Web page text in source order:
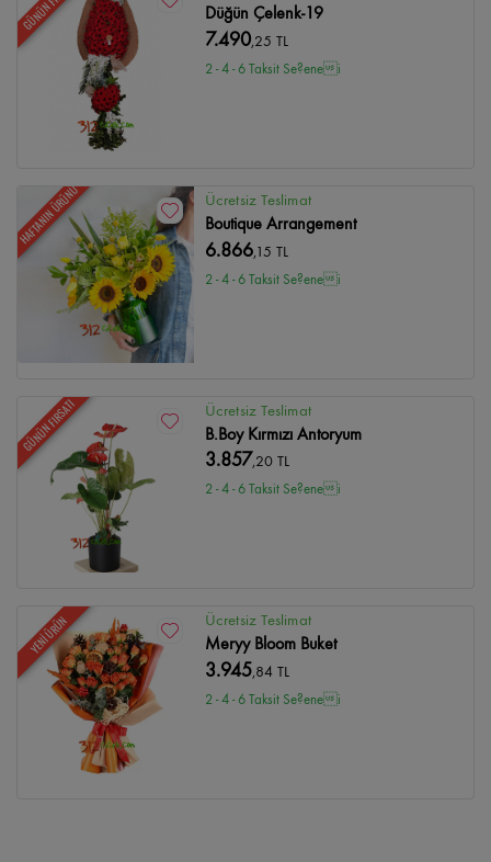
Düğün Çelenk-19
7.490,25 TL
2 - 4 - 6 Taksit Se?enei
HAFTANIN ÜRÜNÜ Ücretsiz Teslimat
Boutique Arrangement
6.866,15 TL
2 - 4 - 6 Taksit Se?enei
GÜNÜN FIRSATI Ücretsiz Teslimat
B.Boy Kırmızı Antoryum
3.857,20 TL
2 - 4 - 6 Taksit Se?enei
YENİ ÜRÜN Ücretsiz Teslimat
Meryy Bloom Buket
3.945,84 TL
2 - 4 - 6 Taksit Se?enei